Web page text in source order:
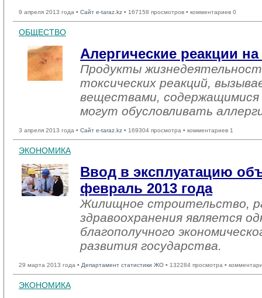
9 апреля 2013 года • Сайт e-taraz.kz • 167158 просмотров • комментариев 0
ОБЩЕСТВО
Алергические реакции
Продукты
токсических реакций,
веществами, содержащимися
могут обусловливать
3 апреля 2013 года • Сайт e-taraz.kz • 169304 просмотра • комментариев 1
ЭКОНОМИКА
Ввод в эксплуатацию
февраль 2013 года
Жилищное строительство,
здравоохранения является
благополучного
развития государства.
29 марта 2013 года • Департамент статистики ЖО • 132284 просмотра •
ЭКОНОМИКА